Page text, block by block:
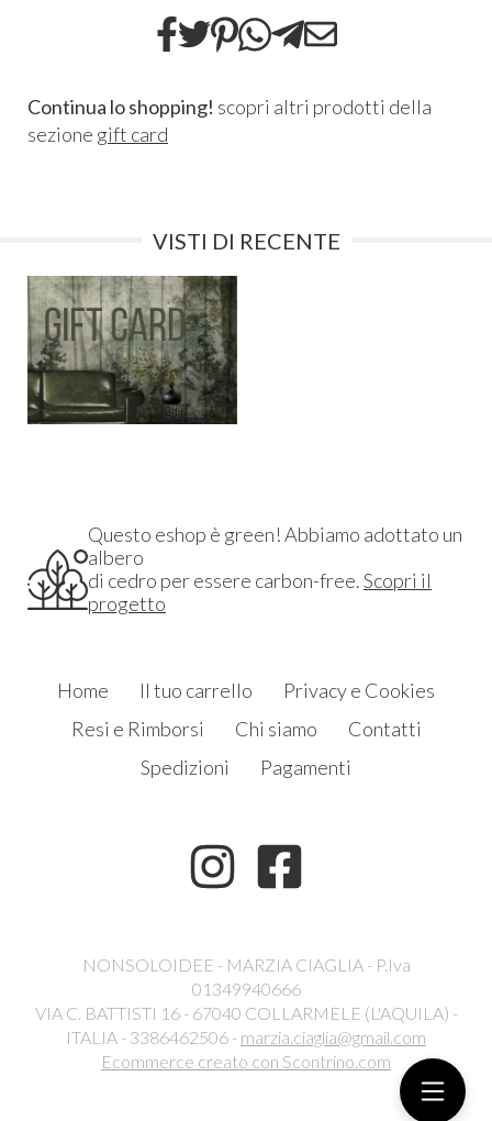
Continua lo shopping! scopri altri prodotti della
sezione gift card
VISTI DI RECENTE
Questo eshop è green! Abbiamo adottato un
albero
di cedro per essere carbon-free.Scopri il
progetto
Home Il tuo carrello
Privacy e Cookies
Resi e Rimborsi
Chi siamo
Contatti
Spedizioni
Pagamenti
NONSOLOIDEE - MARZIA CIAGLIA - P.Iva
01349940666
VIA C. BATTISTI 16 - 67040 COLLARMELE (L'AQUILA) -
ITALIA - 3386462506 - marzia.ciaglia@gmail.com
Ecommerce creato con Scontrino.com